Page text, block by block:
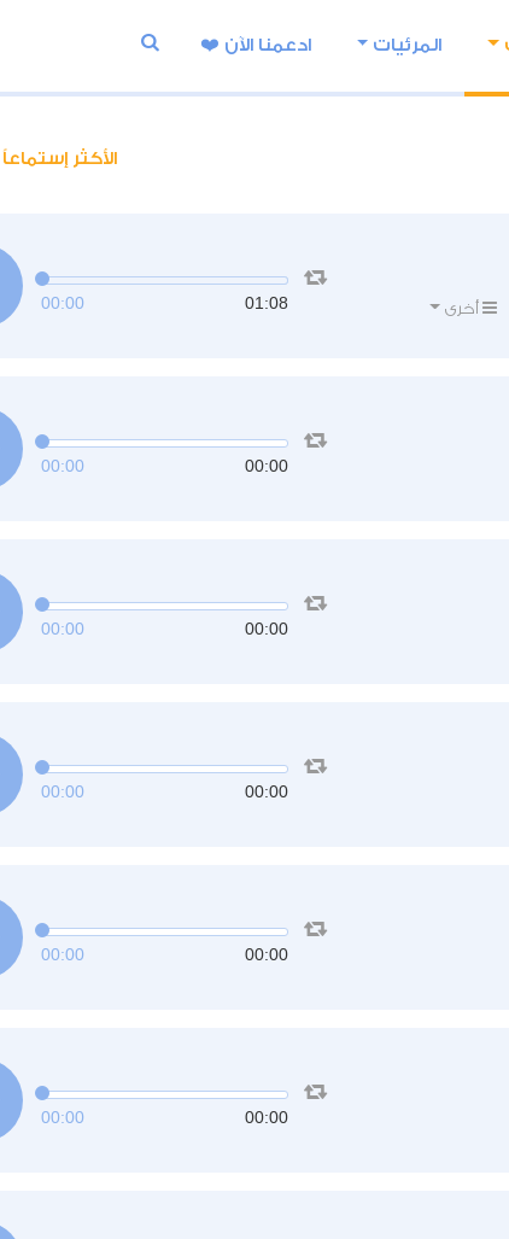
المرئيات ادعمنا اﻵن ❤️
الأكثر إستماعاً
أخرى 00:00 01:08
00:00 00:00
00:00 00:00
00:00 00:00
00:00 00:00
00:00 00:00